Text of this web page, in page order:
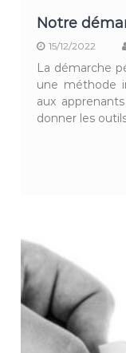
Notre
15/12/2022
La démarche
une méthode
aux
donner les